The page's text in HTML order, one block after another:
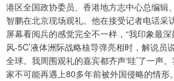
港区全国政协委员、香港地方志中心总编辑
智鹏在北京现场观礼。他在接受记者电话采
屏幕看阅兵的感觉完全不一样，“我印象最
风-5C’液体洲际战略核导弹亮相时，解说员
全球。我周围观礼的嘉宾都齐声‘哇’了一声
家不可能再遇上80多年前被外国侵略的情形